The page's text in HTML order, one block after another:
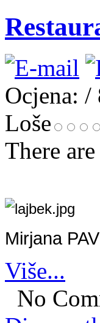
Ocjena: /
Loše
There
Mirjana
Više...
No